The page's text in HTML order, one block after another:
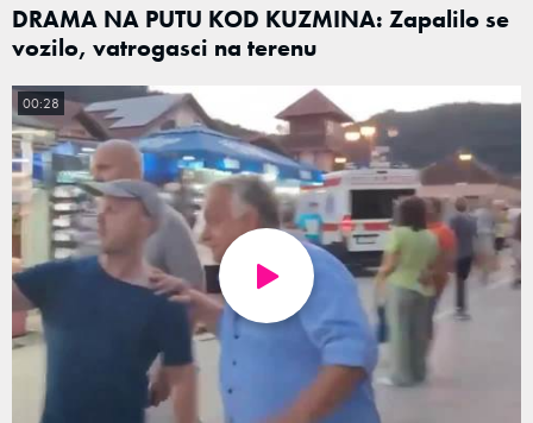
DRAMA NA PUTU KOD KUZMINA: Zapalilo se
vozilo, vatrogasci na terenu
00:28